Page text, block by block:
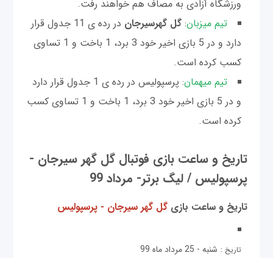
ورزشگاه آزادی به مصاف هم خواهند رفت.
تیم میزبان:گل گهرسیرجان
در رده ی 11 جدول قرار
دارد و در 5 بازی اخیر خود 3 برد، 1 باخت و 1 تساوی
کسب کرده است.
تیم میهمان
: پرسپولیس در رده ی 1 جدول قرار دارد
و در 5 بازی اخیر خود 3 برد، 1 باخت و 1 تساوی کسب
کرده است.
تاریخ و ساعت بازی فوتبال گل گهر سیرجان -
پرسپولیس / لیگ برتر- مرداد 99
تاریخ و ساعت بازیگل گهر سیرجان - پرسپولیس
تاریخ : شنبه - 25 مرداد ماه 99